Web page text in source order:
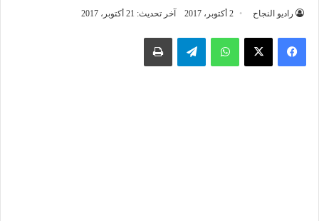
راديو النجاح 2 أكتوبر، 2017 آخر تحديث: 21 أكتوبر، 2017
واتساب تيلقرام طباعة